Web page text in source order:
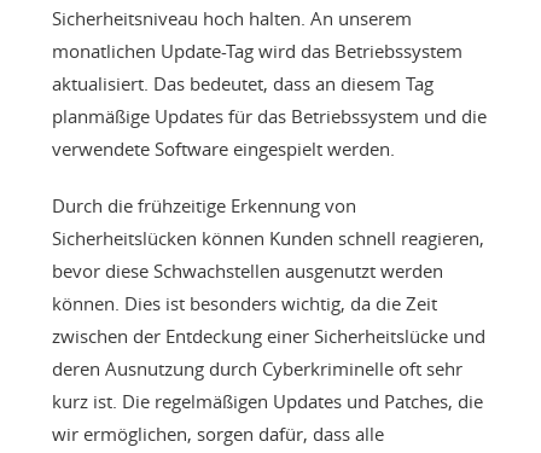
Sicherheitsniveau hoch halten. An unserem
monatlichen Update-Tag wird das Betriebssystem
aktualisiert. Das bedeutet, dass an diesem Tag
planmäßige Updates für das Betriebssystem und die
verwendete Software eingespielt werden.
Durch die frühzeitige Erkennung von
Sicherheitslücken können Kunden schnell reagieren,
bevor diese Schwachstellen ausgenutzt werden
können. Dies ist besonders wichtig, da die Zeit
zwischen der Entdeckung einer Sicherheitslücke und
deren Ausnutzung durch Cyberkriminelle oft sehr
kurz ist. Die regelmäßigen Updates und Patches, die
wir ermöglichen, sorgen dafür, dass alle